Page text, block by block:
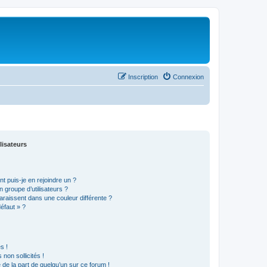
Connexion
Inscription
puis-je en rejoindre un ?
groupe d’utilisateurs ?
dans une couleur différente ?
» ?
!
non sollicités !
la part de quelqu’un sur ce forum !